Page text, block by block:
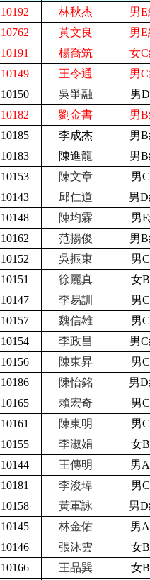
10192 林秋杰
男
10762 黃文良
男
10191 楊喬筑
女
10149 王令通
男
10150 吳爭融
男
10182 劉金書
男
10185 李成杰
男
10183 陳進龍
男
10153 陳文章
男
10143 邱仁道
男
10148 陳均霖
男
10162 范揚俊
男
10152 吳振東
男
10151 徐麗真
女
10147 李易訓
男
10157 魏信雄
男
10154 李政昌
男
10156 陳東昇
男
10186 陳怡銘
男
10165 賴宏奇
男
10161 陳東明
男
10155 李淑娟
女
10144 王傳明
男
10181 李浚瑋
男
10158 黃軍詠
男
10145 林金佑
男
10146 張沐雲
女
10166 王品巽
女